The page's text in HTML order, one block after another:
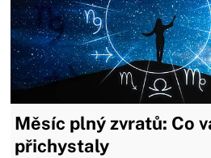
Měsíc plný zvratů: Co
přichystaly